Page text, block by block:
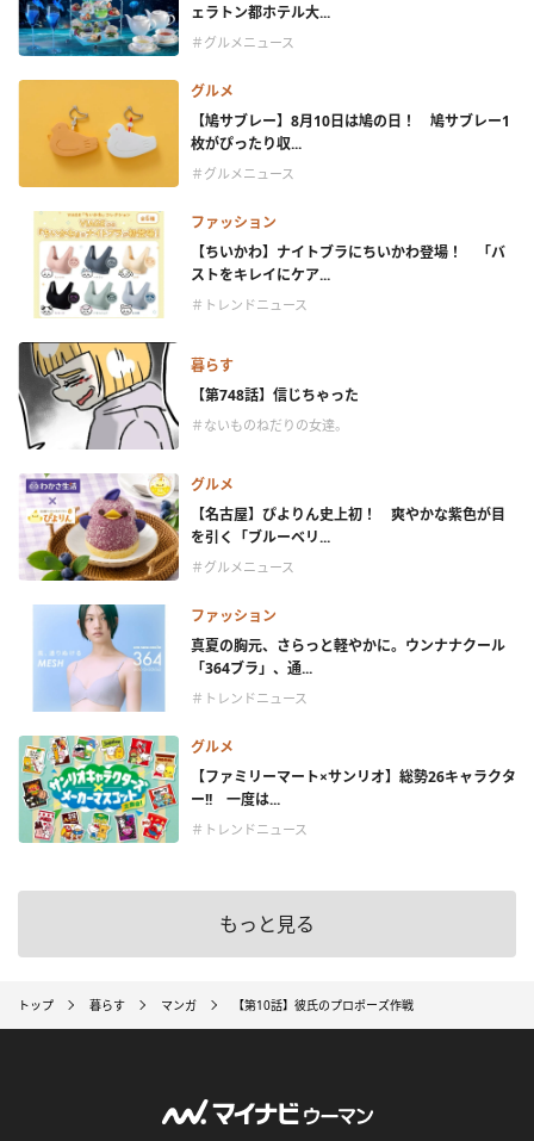
ェラトン都ホテル大...
＃グルメニュース
グルメ
【鳩サブレー】8月10日は鳩の日！ 鳩サブレー1
枚がぴったり収...
＃グルメニュース
ファッション
【ちいかわ】ナイトブラにちいかわ登場！ 「バ
ストをキレイにケア...
＃トレンドニュース
暮らす
【第748話】信じちゃった
＃ないものねだりの女達。
グルメ
【名古屋】ぴよりん史上初！ 爽やかな紫色が目
を引く「ブルーベリ...
＃グルメニュース
ファッション
真夏の胸元、さらっと軽やかに。ウンナナクール
「364ブラ」、通...
＃トレンドニュース
グルメ
【ファミリーマート×サンリオ】総勢26キャラクタ
ー!! 一度は...
＃トレンドニュース
もっと見る
トップ 暮らす マンガ 【第10話】彼氏のプロポーズ作戦